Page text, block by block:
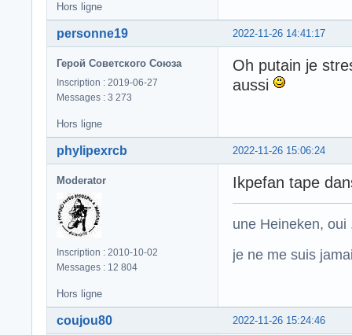
Hors ligne
2022-11-26 14:41:17
personne19
Герой Советского Союза
Inscription : 2019-06-27
Messages : 3 273
Oh putain je
aussi
Hors ligne
2022-11-26 15:06:24
phylipexrcb
Moderator
Inscription : 2010-10-02
Messages : 12 804
Ikpefan tape
une Heineken,
je ne me suis
Hors ligne
2022-11-26 15:24:46
coujou80